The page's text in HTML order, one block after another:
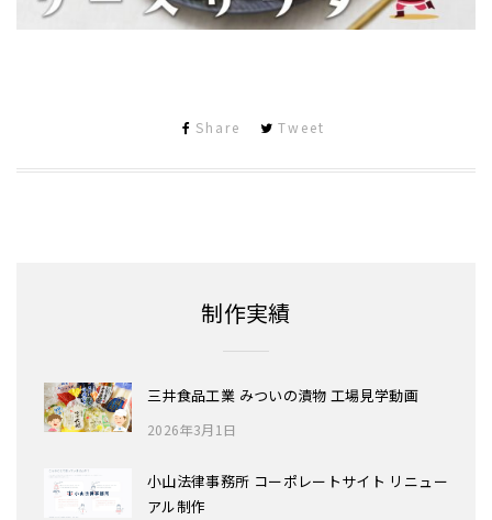
Share Tweet
制作実績
三井食品工業 みついの漬物 工場見学動画
2026年3月1日
小山法律事務所 コーポレートサイト リニュー
アル制作